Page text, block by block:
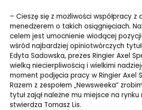
– Cieszę się z możliwości współpracy z
menedżerem o takich osiągnięciach.
celem jest umocnienie wiodącej pozycji
wśród najbardziej opiniotwórczych
Edyta Sadowska, prezes Ringier Axel
wielką niecierpliwością i wielkimi
moment podjęcia pracy w Ringier Axel
Razem z zespołem „Newsweeka”
tytuł zajął należne mu miejsce na
stwierdza Tomasz Lis.